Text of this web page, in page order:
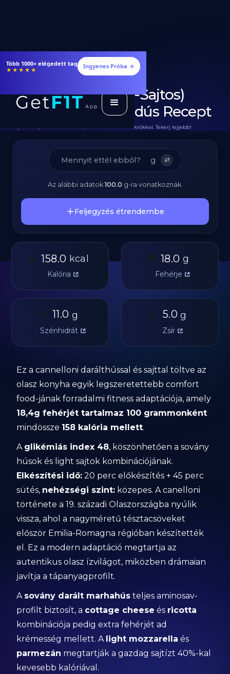
Étrendek, receptek és edzéstervek
★★★★★ Ingyenes Próba →
Cannelloni (Húsos-Sajtos)
Diétásan - Fehérjedús Recept
Teljes Recept Hozzávalókkal, Elkészítéssel és Makrókkal. Tekerj lejjebb!
g ⇄
Az alábbi adatok100.0 g-ra vonatkoznak.
Feljegyzés étrendembe
🔥 158.0 kcal
Kalória
🥩 18.0 g
Fehérje
🥔 11.0 g
Szénhidrát
🫒 5.0 g
Zsír
Ez a cannelloni darálthússal és sajttal töltve az
olasz konyha egyik legszeretettebb comfort
food-jának forradalmi fitness adaptációja, amely
18,4g fehérjét tartalmaz 100 grammonként
mindössze 158 kalória mellett.
A glikémiás index 48, köszönhetően a sovány
húsok és light sajtok kombinációjának.
Elkészítési idő: 20 perc előkészítés + 45 perc
sütés, nehézségi szint: közepes. A canelloni
története a 19. századi Olaszországba nyúlik
vissza, ahol a nagyméretű tésztacsöveket
először Emilia-Romagna régióban készítették
el. Ez a modern adaptáció megtartja az
autentikus olasz ízvilágot, miközben drámaian
javítja a tápanyagprofilt.
A sovány darált marhahús teljes aminosav-
profilt biztosít, a cottage cheese és ricotta
kombinációja pedig extra fehérjét ad
krémesség mellett. A light mozzarella és
parmezán megtartják a gazdag sajtízt 40%-kal
kevesebb kalóriával.